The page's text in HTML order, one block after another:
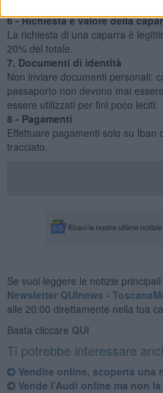
6 - Richiesta e valore della
La richiesta di una caparra è
20% del totale.
7. Documenti di identità
Non inviare documenti personali:
passaporto non devono mai
essere utilizzati per fini poco leciti.
8 - Pagamenti
Effettuare pagamenti solo su Iban
tracciato.
Se vuoi leggere le notizie
Newsletter QUInews -
alle 20:00 direttamente nella tua
Basta cliccare QUI
Ti potrebbe interessare
Vendite online, scoperta una
Vende l'Audi online ma non